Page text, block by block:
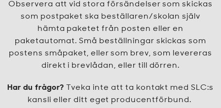
Observera att vid stora försändelser som skickas
som postpaket ska beställaren/skolan själv
hämta paketet från posten eller en
paketautomat. Små beställningar skickas som
postens småpaket, eller som brev, som levereras
direkt i brevlådan, eller till dörren.
Har du frågor? Tveka inte att ta kontakt med SLC:s
kansli eller ditt eget producentförbund.